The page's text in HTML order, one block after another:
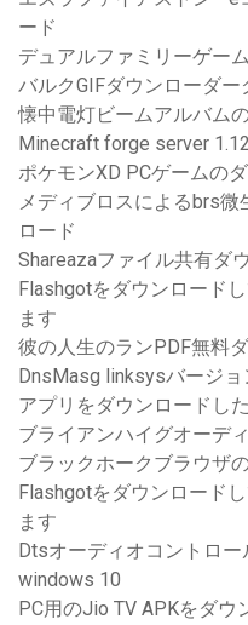
ード
デュアルファミリーゲー
バルクGIFダウンローダー
懐中電灯ビームアルバム
Minecraft forge server
ポケモンXD PCゲームの
メディブロスによるbrs
ロード
Shareazaファイル共有ダ
Flashgotをダウンロード
ます
彼の人生のランPDF無料
DnsMasg linksysバージ
アプリをダウンロードし
ブライアンハイグオーデ
ブラックホークブラウザ
Flashgotをダウンロード
ます
Dtsオーディオコントロ
windows 10
PC用のJio TV APKをダウ